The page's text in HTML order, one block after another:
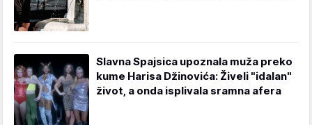
Slavna Spajsica upoznala muža preko
kume Harisa Džinovića: Živeli "idalan"
život, a onda isplivala sramna afera